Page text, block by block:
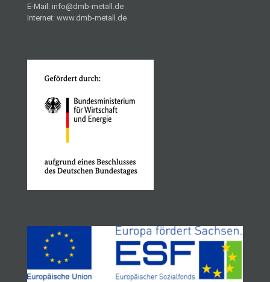
E-Mail: info@dmb-metall.de
Internet: www.dmb-metall.de